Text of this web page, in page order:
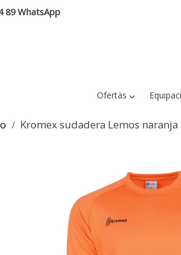
89 WhatsApp
Ofertas
Kromex sudadera Lemos naranja